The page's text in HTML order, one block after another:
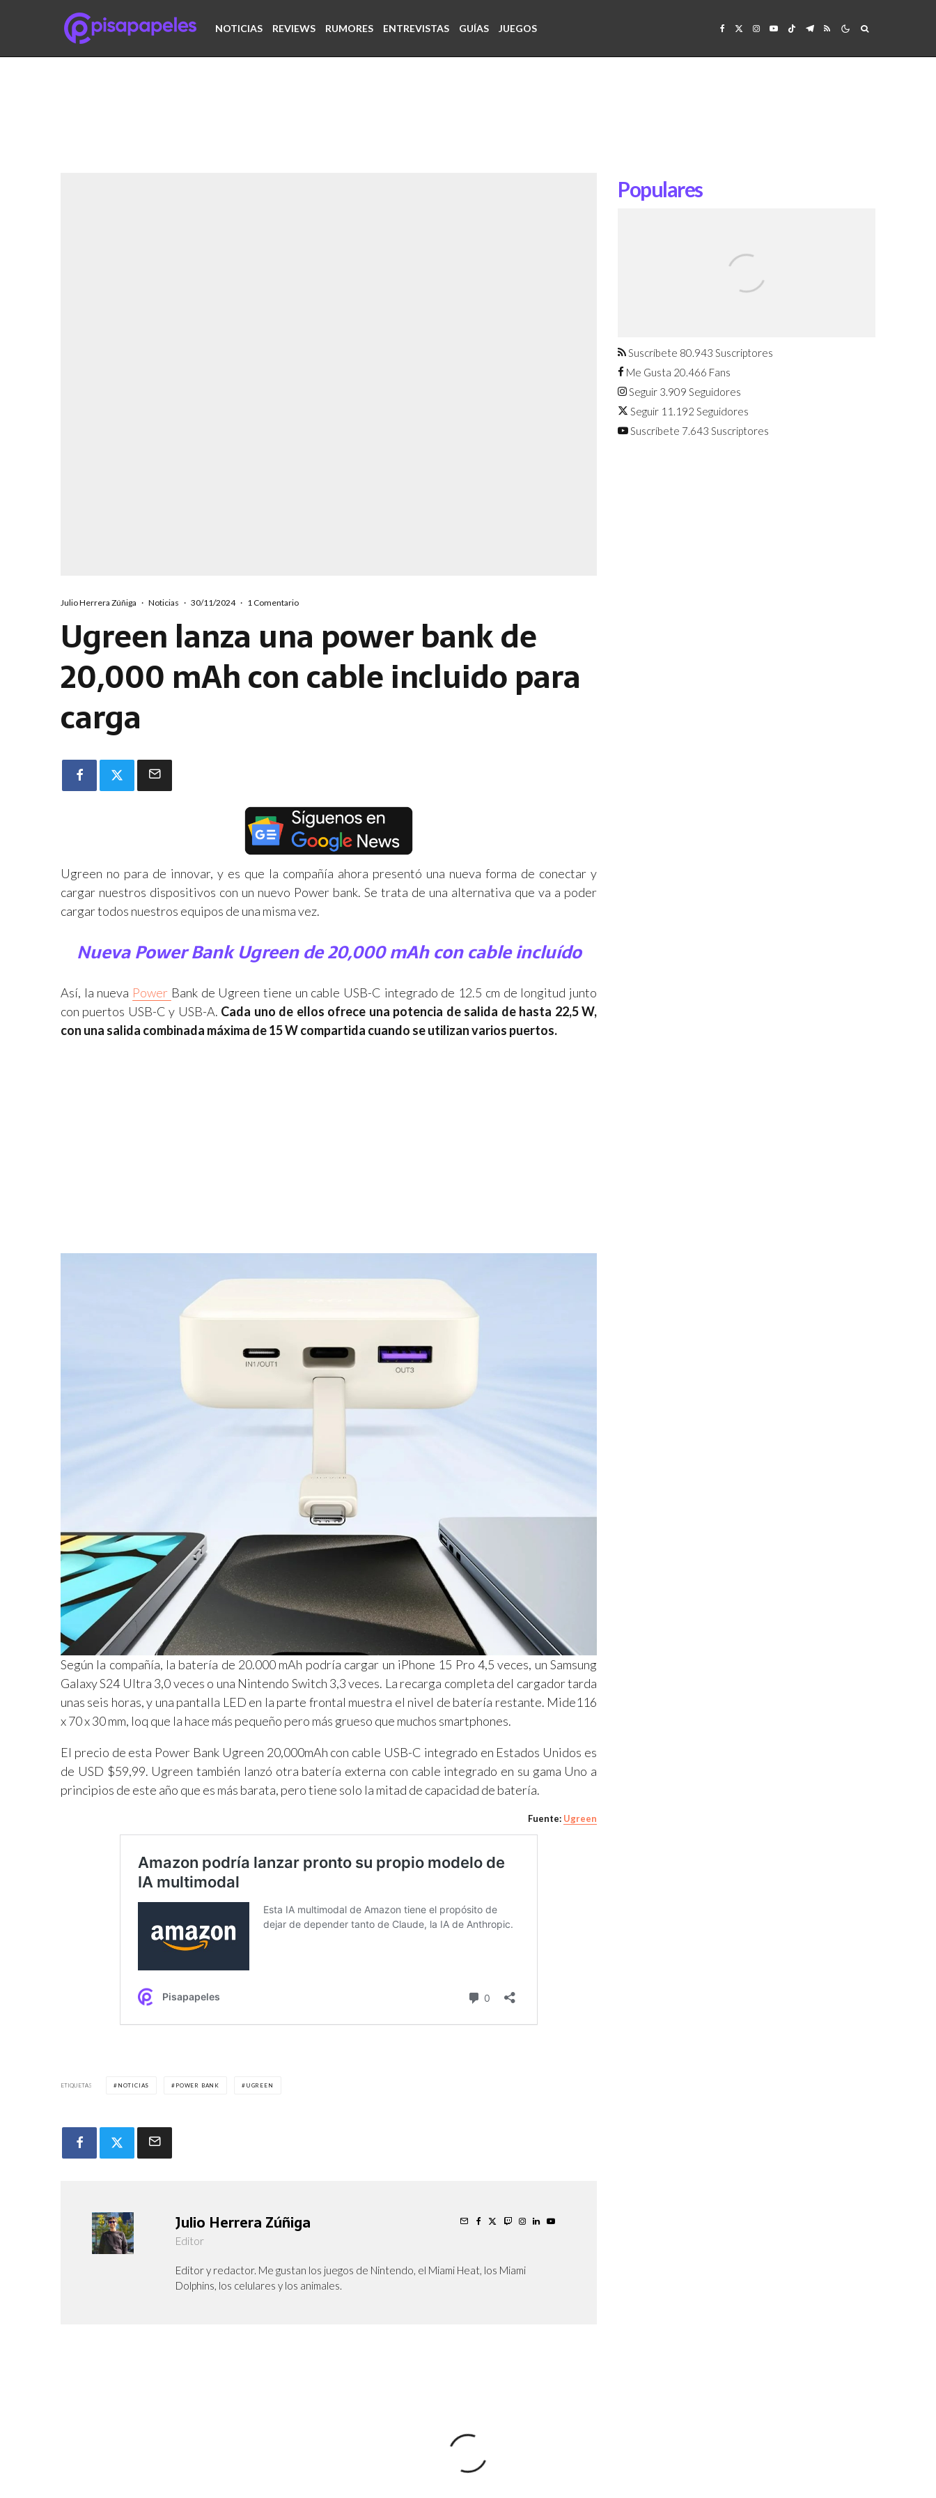
NOTICIAS REVIEWS RUMORES ENTREVISTAS GUÍAS JUEGOS
Julio Herrera Zúñiga · Noticias · 30/11/2024 · 1 Comentario
Ugreen lanza una power bank de
20,000 mAh con cable incluido para
carga
Ugreen no para de innovar, y es que la compañía ahora presentó una nueva forma de conectar y
cargar nuestros dispositivos con un nuevo Power bank. Se trata de una alternativa que va a poder
cargar todos nuestros equipos de una misma vez.
Nueva Power Bank Ugreen de 20,000 mAh con cable incluído
Así, la nueva Power Bank de Ugreen tiene un cable USB-C integrado de 12.5 cm de longitud junto
con puertos USB-C y USB-A. Cada uno de ellos ofrece una potencia de salida de hasta 22,5 W,
con una salida combinada máxima de 15 W compartida cuando se utilizan varios puertos.
Según la compañía, la batería de 20.000 mAh podría cargar un iPhone 15 Pro 4,5 veces, un Samsung
Galaxy S24 Ultra 3,0 veces o una Nintendo Switch 3,3 veces. La recarga completa del cargador tarda
unas seis horas, y una pantalla LED en la parte frontal muestra el nivel de batería restante. Mide116
x 70 x 30 mm, loq que la hace más pequeño pero más grueso que muchos smartphones.
El precio de esta Power Bank Ugreen 20,000mAh con cable USB-C integrado en Estados Unidos es
de USD $59,99. Ugreen también lanzó otra batería externa con cable integrado en su gama Uno a
principios de este año que es más barata, pero tiene solo la mitad de capacidad de batería.
Fuente: Ugreen
ETIQUETAS NOTICIAS POWER BANK UGREEN
Julio Herrera Zúñiga
Editor
Editor y redactor. Me gustan los juegos de Nintendo, el Miami Heat, los Miami
Dolphins, los celulares y los animales.
Populares
agosto
Suscríbete 80.943 Suscriptores
Me Gusta 20.466 Fans
Seguir 3.909 Seguidores
Seguir 11.192 Seguidores
Suscríbete 7.643 Suscriptores